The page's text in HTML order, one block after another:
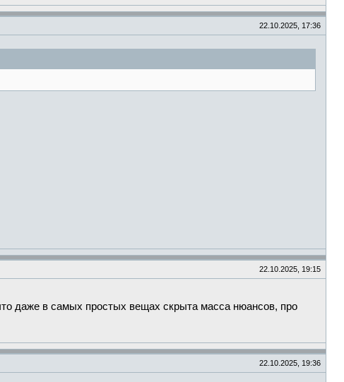
22.10.2025, 17:36
22.10.2025, 19:15
даже в самых простых вещах скрыта масса нюансов, про
22.10.2025, 19:36